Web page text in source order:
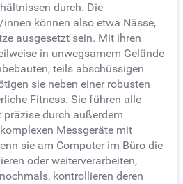
durch. Die
können also etwa Nässe,
ausgesetzt sein. Mit ihren
in unwegsamem Gelände
teils abschüssigen
sie neben einer robusten
Fitness. Sie führen alle
durch außerdem
Messgeräte mit
sie am Computer im Büro die
oder weiterverarbeiten,
kontrollieren deren